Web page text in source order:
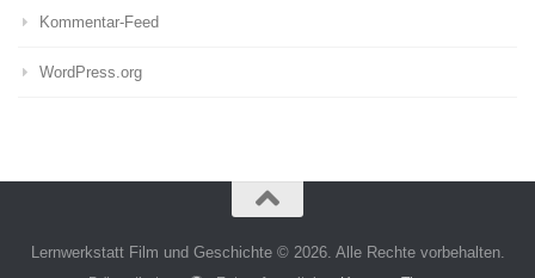
Kommentar-Feed
WordPress.org
Lernwerkstatt Film und Geschichte © 2026. Alle Rechte vorbehalten.